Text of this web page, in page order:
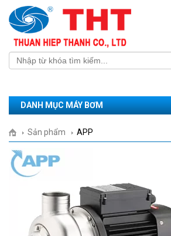
DANH MỤC MÁY BƠM
Sản phẩm APP